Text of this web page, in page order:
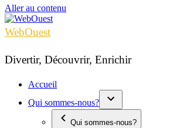
Aller au contenu
WebOuest
Divertir, Découvrir, Enrichir
Accueil
Qui sommes-nous?
Qui sommes-nous?